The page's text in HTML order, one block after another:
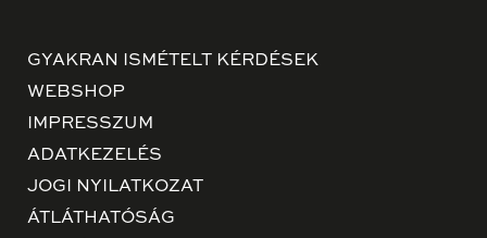
GYAKRAN ISMÉTELT KÉRDÉSEK
WEBSHOP
IMPRESSZUM
ADATKEZELÉS
JOGI NYILATKOZAT
ÁTLÁTHATÓSÁG